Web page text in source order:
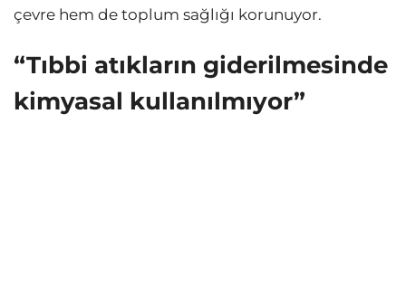
çevre hem de toplum sağlığı korunuyor.
“Tıbbi atıkların giderilmesinde
kimyasal kullanılmıyor”